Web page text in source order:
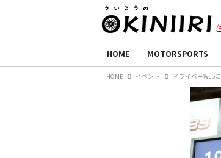
HOME MOTORSPORTS
HOME イベント